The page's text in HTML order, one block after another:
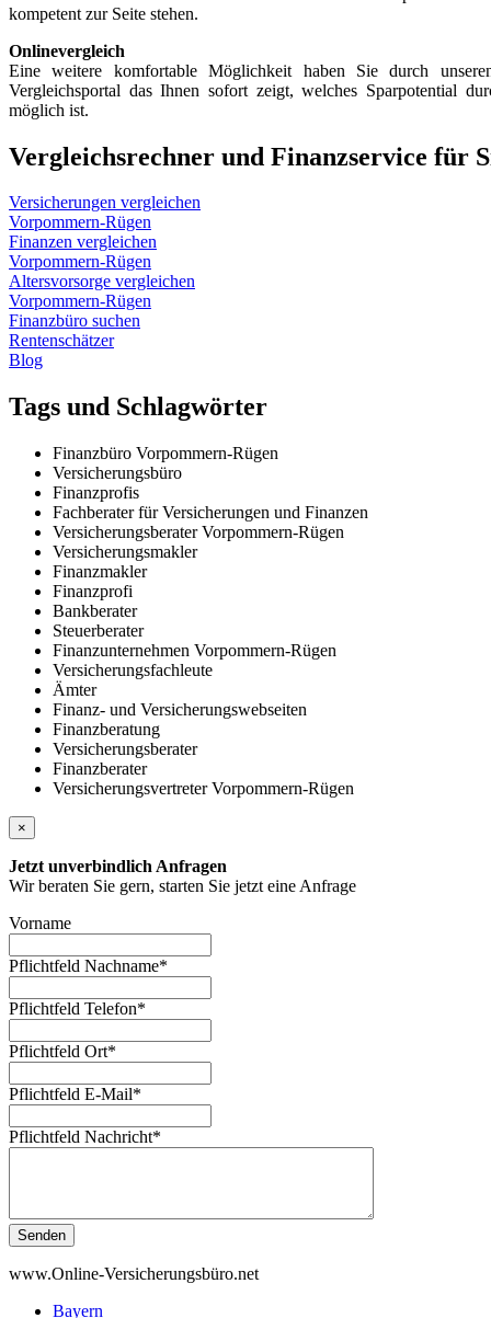
kompetent zur Seite stehen.
Onlinevergleich
Eine weitere komfortable Möglichkeit haben Sie durch
Vergleichsportal das Ihnen sofort zeigt, welches Sparpotential
möglich ist.
Vergleichsrechner und Finanzservice für
Versicherungen vergleichen
Vorpommern-Rügen
Finanzen vergleichen
Vorpommern-Rügen
Altersvorsorge vergleichen
Vorpommern-Rügen
Finanzbüro suchen
Rentenschätzer
Blog
Tags und Schlagwörter
Finanzbüro Vorpommern-Rügen
Versicherungsbüro
Finanzprofis
Fachberater für Versicherungen und Finanzen
Versicherungsberater Vorpommern-Rügen
Versicherungsmakler
Finanzmakler
Finanzprofi
Bankberater
Steuerberater
Finanzunternehmen Vorpommern-Rügen
Versicherungsfachleute
Ämter
Finanz- und Versicherungswebseiten
Finanzberatung
Versicherungsberater
Finanzberater
Versicherungsvertreter Vorpommern-Rügen
×
Jetzt unverbindlich Anfragen
Wir beraten Sie gern, starten Sie jetzt eine Anfrage
Vorname
Pflichtfeld Nachname*
Pflichtfeld Telefon*
Pflichtfeld Ort*
Pflichtfeld E-Mail*
Pflichtfeld Nachricht*
Senden
www.Online-Versicherungsbüro.net
Bayern